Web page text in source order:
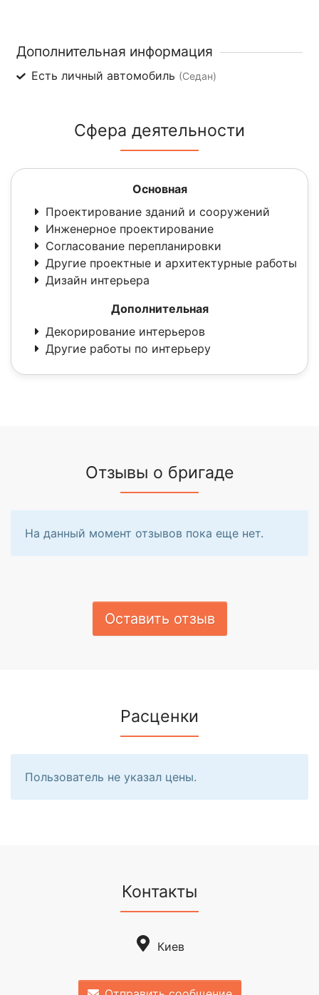
Дополнительная информация
Есть личный автомобиль (Седан)
Сфера деятельности
Основная
Проектирование зданий и сооружений
Инженерное проектирование
Согласование перепланировки
Другие проектные и архитектурные работы
Дизайн интерьера
Дополнительная
Декорирование интерьеров
Другие работы по интерьеру
Отзывы о бригаде
На данный момент отзывов пока еще нет.
Оставить отзыв
Расценки
Пользователь не указал цены.
Контакты
Киев